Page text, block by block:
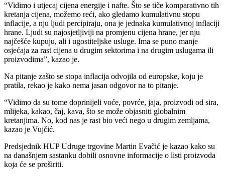
“Vidimo i utjecaj cijena energije i nafte. Što se tiče komparativno tih
kretanja cijena, možemo reći, ako gledamo kumulativnu stopu
inflacije, a nju ljudi percipiraju, ona je jednaka kumulativnoj inflaciji
hrane. Ljudi su najosjetljiviji na promjenu cijena hrane, jer nju
najčešće kupuju, ali i ugostiteljske usluge. Ima se puno manje
osjećaja za rast cijena u drugim sektorima i na drugim uslugama ili
proizvodima”, kazao je.
Na pitanje zašto se stopa inflacija odvojila od europske, koju je
pratila, rekao je kako nema jasan odgovor na to pitanje.
“Vidimo da su tome doprinijeli voće, povrće, jaja, proizvodi od sira,
mlijeka, kakao, čaj, kava, što se može objasniti globalnim
kretanjima. No, kod nas je rast bio veći nego u drugim zemljama,
kazao je Vujčić.
Predsjednik HUP Udruge trgovine Martin Evačić je kazao kako su
na današnjem sastanku dobili osnovne informacije o listi proizvoda
koja će se proširiti.